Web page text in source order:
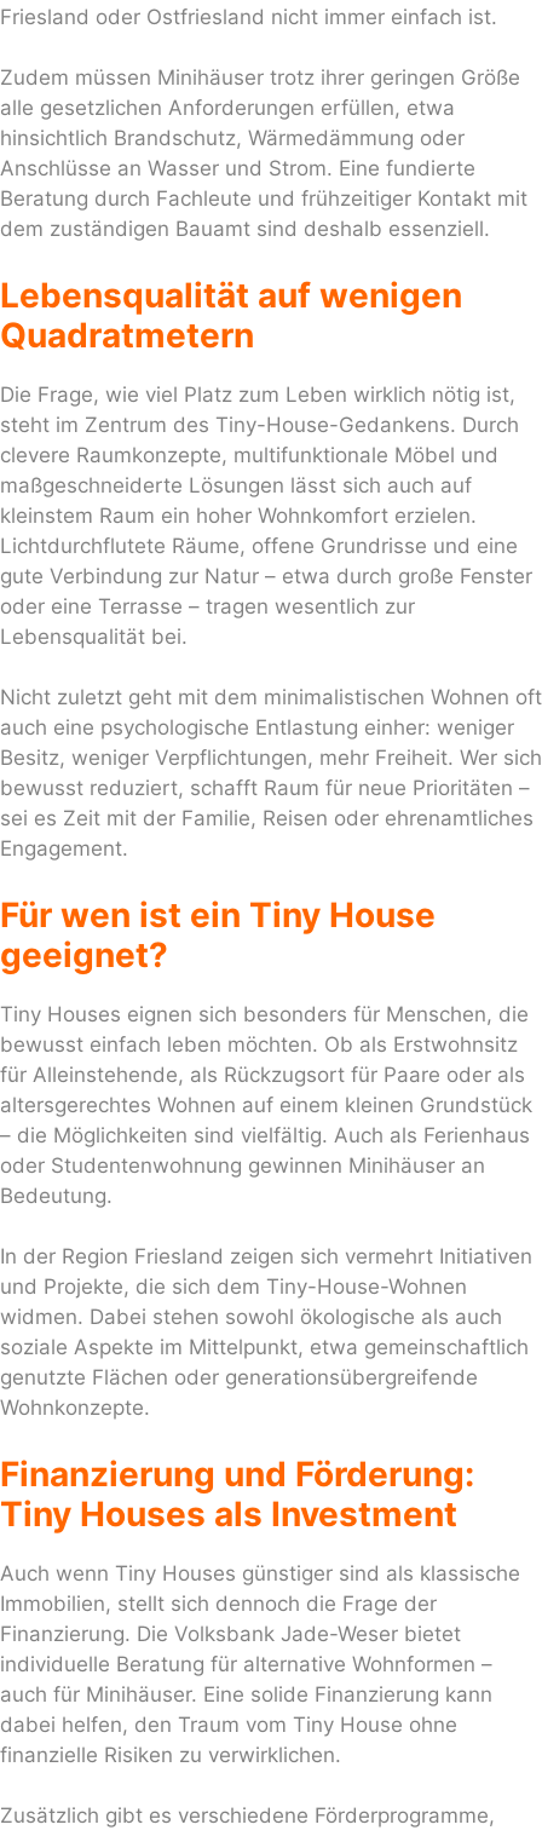
Friesland oder Ostfriesland nicht immer einfach ist.
Zudem müssen Minihäuser trotz ihrer geringen Größe
alle gesetzlichen Anforderungen erfüllen, etwa
hinsichtlich Brandschutz, Wärmedämmung oder
Anschlüsse an Wasser und Strom. Eine fundierte
Beratung durch Fachleute und frühzeitiger Kontakt mit
dem zuständigen Bauamt sind deshalb essenziell.
Lebensqualität auf wenigen
Quadratmetern
Die Frage, wie viel Platz zum Leben wirklich nötig ist,
steht im Zentrum des Tiny-House-Gedankens. Durch
clevere Raumkonzepte, multifunktionale Möbel und
maßgeschneiderte Lösungen lässt sich auch auf
kleinstem Raum ein hoher Wohnkomfort erzielen.
Lichtdurchflutete Räume, offene Grundrisse und eine
gute Verbindung zur Natur – etwa durch große Fenster
oder eine Terrasse – tragen wesentlich zur
Lebensqualität bei.
Nicht zuletzt geht mit dem minimalistischen Wohnen oft
auch eine psychologische Entlastung einher: weniger
Besitz, weniger Verpflichtungen, mehr Freiheit. Wer sich
bewusst reduziert, schafft Raum für neue Prioritäten –
sei es Zeit mit der Familie, Reisen oder ehrenamtliches
Engagement.
Für wen ist ein Tiny House
geeignet?
Tiny Houses eignen sich besonders für Menschen, die
bewusst einfach leben möchten. Ob als Erstwohnsitz
für Alleinstehende, als Rückzugsort für Paare oder als
altersgerechtes Wohnen auf einem kleinen Grundstück
– die Möglichkeiten sind vielfältig. Auch als Ferienhaus
oder Studentenwohnung gewinnen Minihäuser an
Bedeutung.
In der Region Friesland zeigen sich vermehrt Initiativen
und Projekte, die sich dem Tiny-House-Wohnen
widmen. Dabei stehen sowohl ökologische als auch
soziale Aspekte im Mittelpunkt, etwa gemeinschaftlich
genutzte Flächen oder generationsübergreifende
Wohnkonzepte.
Finanzierung und Förderung:
Tiny Houses als Investment
Auch wenn Tiny Houses günstiger sind als klassische
Immobilien, stellt sich dennoch die Frage der
Finanzierung. Die Volksbank Jade-Weser bietet
individuelle Beratung für alternative Wohnformen –
auch für Minihäuser. Eine solide Finanzierung kann
dabei helfen, den Traum vom Tiny House ohne
finanzielle Risiken zu verwirklichen.
Zusätzlich gibt es verschiedene Förderprogramme,